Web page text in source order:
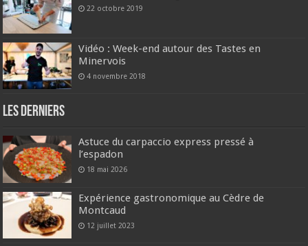
22 octobre 2019
Vidéo : Week-end autour des Tastes en
Minervois
4 novembre 2018
Les derniers
Astuce du carpaccio express pressé à
l’espadon
18 mai 2026
Expérience gastronomique au Cèdre de
Montcaud
12 juillet 2023